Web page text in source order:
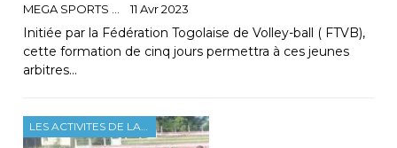
11 Avr 2023
Initiée par la Fédération Togolaise de Volley-ball ( FTVB),
cette formation de cinq jours permettra à ces jeunes
arbitres…